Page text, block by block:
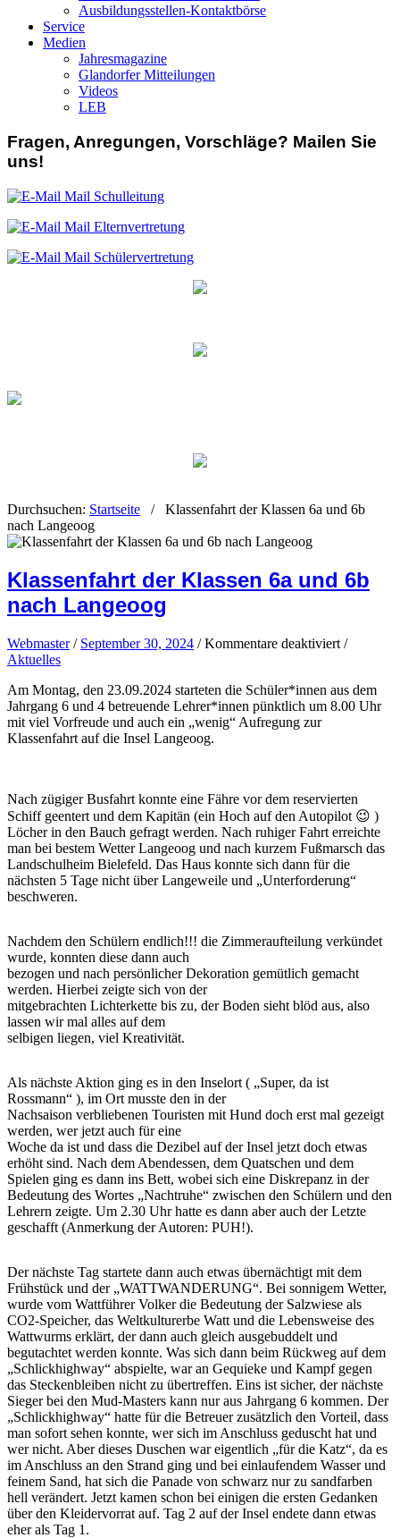
Ausbildungsstellen-Kontaktbörse
Service
Medien
Jahresmagazine
Glandorfer Mitteilungen
Videos
LEB
Fragen, Anregungen, Vorschläge? Mailen Sie
uns!
Mail Schulleitung
Mail Elternvertretung
Mail Schülervertretung
Durchsuchen: Startseite /
Klassenfahrt der Klassen 6a und 6b
nach Langeoog
Klassenfahrt der Klassen 6a und 6b
nach Langeoog
Webmaster/ September 30, 2024 /Kommentare deaktiviertfür
Klassen
6a
/
Aktuelles
Am Montag, den 23.09.2024 starteten die Schüler*innen aus dem
Jahrgang 6 und 4 betreuende Lehrer*innen pünktlich um 8.00 Uhr
mit viel Vorfreude und auch ein „wenig“ Aufregung zur
Klassenfahrt auf die Insel Langeoog.
Nach zügiger Busfahrt konnte eine Fähre vor dem reservierten
Schiff geentert und dem Kapitän (ein Hoch auf den Autopilot 😉 )
Löcher in den Bauch gefragt werden. Nach ruhiger Fahrt erreichte
man bei bestem Wetter Langeoog und nach kurzem Fußmarsch das
Landschulheim Bielefeld. Das Haus konnte sich dann für die
nächsten 5 Tage nicht über Langeweile und „Unterforderung“
beschweren.
Nachdem den Schülern endlich!!! die Zimmeraufteilung verkündet
wurde, konnten diese dann auch
bezogen und nach persönlicher Dekoration gemütlich gemacht
werden. Hierbei zeigte sich von der
mitgebrachten Lichterkette bis zu, der Boden sieht blöd aus, also
lassen wir mal alles auf dem
selbigen liegen, viel Kreativität.
Als nächste Aktion ging es in den Inselort ( „Super, da ist
Rossmann“ ), im Ort musste den in der
Nachsaison verbliebenen Touristen mit Hund doch erst mal gezeigt
werden, wer jetzt auch für eine
Woche da ist und dass die Dezibel auf der Insel jetzt doch etwas
erhöht sind. Nach dem Abendessen, dem Quatschen und dem
Spielen ging es dann ins Bett, wobei sich eine Diskrepanz in der
Bedeutung des Wortes „Nachtruhe“ zwischen den Schülern und den
Lehrern zeigte. Um 2.30 Uhr hatte es dann aber auch der Letzte
geschafft (Anmerkung der Autoren: PUH!).
Der nächste Tag startete dann auch etwas übernächtigt mit dem
Frühstück und der „WATTWANDERUNG“. Bei sonnigem Wetter,
wurde vom Wattführer Volker die Bedeutung der Salzwiese als
CO2-Speicher, das Weltkulturerbe Watt und die Lebensweise des
Wattwurms erklärt, der dann auch gleich ausgebuddelt und
begutachtet werden konnte. Was sich dann beim Rückweg auf dem
„Schlickhighway“ abspielte, war an Gequieke und Kampf gegen
das Steckenbleiben nicht zu übertreffen. Eins ist sicher, der nächste
Sieger bei den Mud-Masters kann nur aus Jahrgang 6 kommen. Der
„Schlickhighway“ hatte für die Betreuer zusätzlich den Vorteil, dass
man sofort sehen konnte, wer sich im Anschluss geduscht hat und
wer nicht. Aber dieses Duschen war eigentlich „für die Katz“, da es
im Anschluss an den Strand ging und bei einlaufendem Wasser und
feinem Sand, hat sich die Panade von schwarz nur zu sandfarben
hell verändert. Jetzt kamen schon bei einigen die ersten Gedanken
über den Kleidervorrat auf. Tag 2 auf der Insel endete dann etwas
eher als Tag 1.